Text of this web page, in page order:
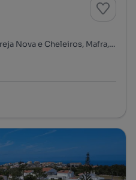
Rua do Castelo, Cheleiros, Igreja Nova e Cheleiros, Mafra, Lisboa